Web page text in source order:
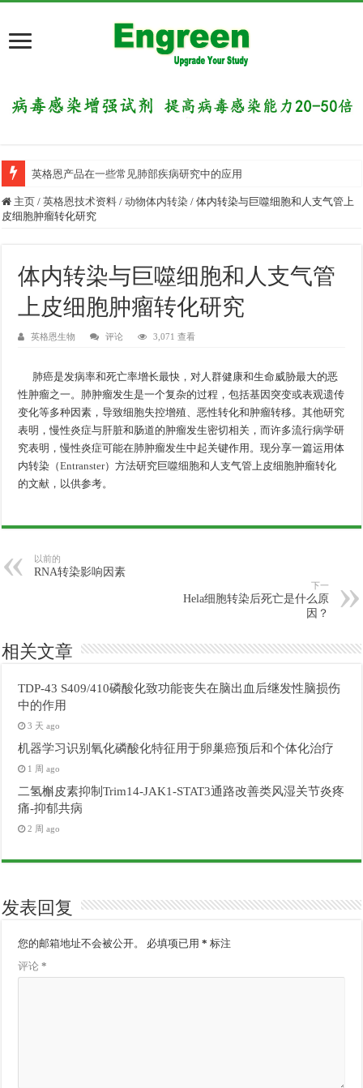
英格恩产品在一些常见肺部疾病研究中的应用
目前国内有哪些好的科研交流平台？
主页 / 英格恩技术资料 / 动物体内转染 / 体内转染与巨噬细胞和人支气管上
皮细胞肿瘤转化研究
体内转染与巨噬细胞和人支气管
上皮细胞肿瘤转化研究
英格恩生物 评论 3,071 查看
肺癌是发病率和死亡率增长最快，对人群健康和生命威胁最大的恶
性肿瘤之一。肺肿瘤发生是一个复杂的过程，包括基因突变或表观遗传
变化等多种因素，导致细胞失控增殖、恶性转化和肿瘤转移。其他研究
表明，慢性炎症与肝脏和肠道的肿瘤发生密切相关，而许多流行病学研
究表明，慢性炎症可能在肺肿瘤发生中起关键作用。现分享一篇运用体
内转染（Entranster）方法研究巨噬细胞和人支气管上皮细胞肿瘤转化
的文献，以供参考。
以前的
RNA转染影响因素
下一
Hela细胞转染后死亡是什么原
因？
相关文章
TDP-43 S409/410磷酸化致功能丧失在脑出血后继发性脑损伤
中的作用
3 天 ago
机器学习识别氧化磷酸化特征用于卵巢癌预后和个体化治疗
1 周 ago
二氢槲皮素抑制Trim14-JAK1-STAT3通路改善类风湿关节炎疼
痛-抑郁共病
2 周 ago
发表回复
您的邮箱地址不会被公开。 必填项已用* 标注
评论*